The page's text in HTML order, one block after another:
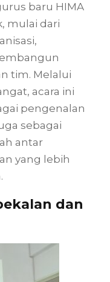
baru HIMA
mulai dari
tim. Melalui
acara ini
pengenalan
sebagai
antar
yang lebih
dan